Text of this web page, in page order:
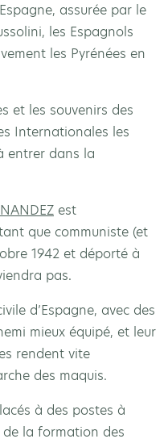
assurée par le
les Espagnols
les Pyrénées en
et les souvenirs des
Internationales les
entrer dans la
est
que communiste (et
1942 et déporté à
pas.
d’Espagne, avec des
mieux équipé, et leur
rendent vite
des maquis.
à des postes à
la formation des